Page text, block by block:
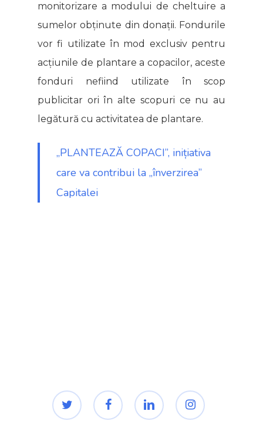
monitorizare a modului de cheltuire a
sumelor obținute din donații. Fondurile
vor fi utilizate în mod exclusiv pentru
acțiunile de plantare a copacilor, aceste
fonduri nefiind utilizate în scop
publicitar ori în alte scopuri ce nu au
legătură cu activitatea de plantare.
„PLANTEAZĂ COPACI”, inițiativa
care va contribui la „înverzirea”
Capitalei
twitter facebook linkedin instagram